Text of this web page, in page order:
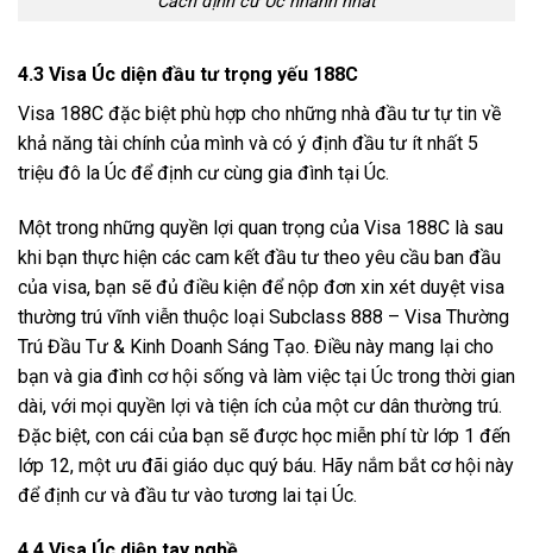
4.3 Visa Úc diện đầu tư trọng yếu 188C
Visa 188C đặc biệt phù hợp cho những nhà đầu tư tự tin về
khả năng tài chính của mình và có ý định đầu tư ít nhất 5
triệu đô la Úc để định cư cùng gia đình tại Úc.
Một trong những quyền lợi quan trọng của Visa 188C là sau
khi bạn thực hiện các cam kết đầu tư theo yêu cầu ban đầu
của visa, bạn sẽ đủ điều kiện để nộp đơn xin xét duyệt visa
thường trú vĩnh viễn thuộc loại Subclass 888 – Visa Thường
Trú Đầu Tư & Kinh Doanh Sáng Tạo. Điều này mang lại cho
bạn và gia đình cơ hội sống và làm việc tại Úc trong thời gian
dài, với mọi quyền lợi và tiện ích của một cư dân thường trú.
Đặc biệt, con cái của bạn sẽ được học miễn phí từ lớp 1 đến
lớp 12, một ưu đãi giáo dục quý báu. Hãy nắm bắt cơ hội này
để định cư và đầu tư vào tương lai tại Úc.